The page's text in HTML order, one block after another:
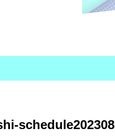
schedule202308